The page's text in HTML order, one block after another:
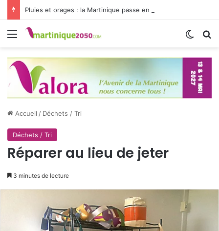
Pluies et orages : la Martinique passe en vigilance jaune
Menu
Accueil / Déchets / Tri
Déchets / Tri
Réparer au lieu de jeter
3 minutes de lecture